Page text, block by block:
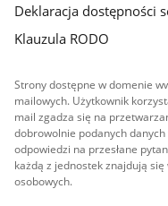
Deklaracja dostępności
Klauzula RODO
Strony dostępne w domenie
mailowych. Użytkownik
mail zgadza się na
dobrowolnie podanych
odpowiedzi na przesłane
każdą z jednostek znajdują
osobowych.